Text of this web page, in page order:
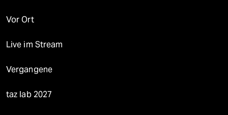
Vor Ort
Live im Stream
Vergangene
taz lab 2027